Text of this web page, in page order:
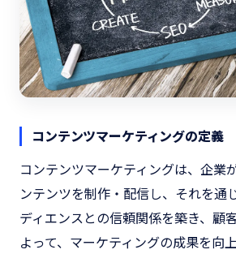
コンテンツマーケティングの定義
コンテンツマーケティングは、企業
ンテンツを制作・配信し、それを通
ディエンスとの信頼関係を築き、顧
よって、マーケティングの成果を向